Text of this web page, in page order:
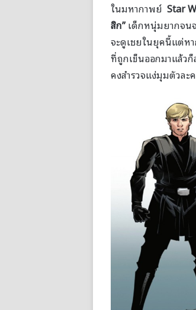
ในมหากาพย์ Star
สิก”เด็กหนุ่มยากจน
จะดูเชยในยุคนี้แต่ห
ที่ถูกเข็นออกมาแล้ว
คงสำรวจแง่มุมตัวละ